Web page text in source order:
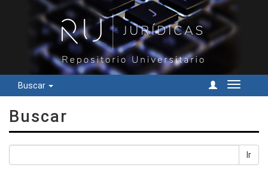
Buscar
Cambiar
Buscar
Ir